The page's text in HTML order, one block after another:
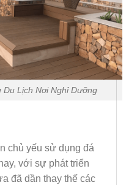
Du Lịch Nơi Nghỉ Dưỡng
chủ yếu sử dụng đá
với sự phát triển
đã dần thay thế các